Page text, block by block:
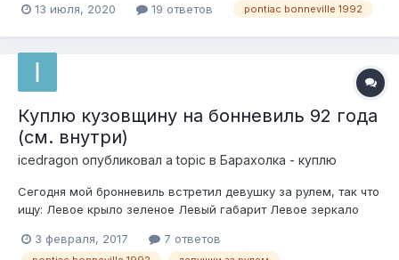
обороты, глохнет и загорается чек. Скрепка показывает
копаюс...
13 июля, 2020 19 ответов pontiac bonneville 1992
Куплю кузовщину на бонневиль 92 года
(см. внутри)
icedragon опубликовал a topic в Барахолка - куплю
Сегодня мой бронневиль встретил девушку за рулем, так что
ищу: Левое крыло зеленое Левый габарит Левое зеркало
внутренняя не нужна) Пластиковые накладки на дверь
3 февраля, 2017 7 ответов